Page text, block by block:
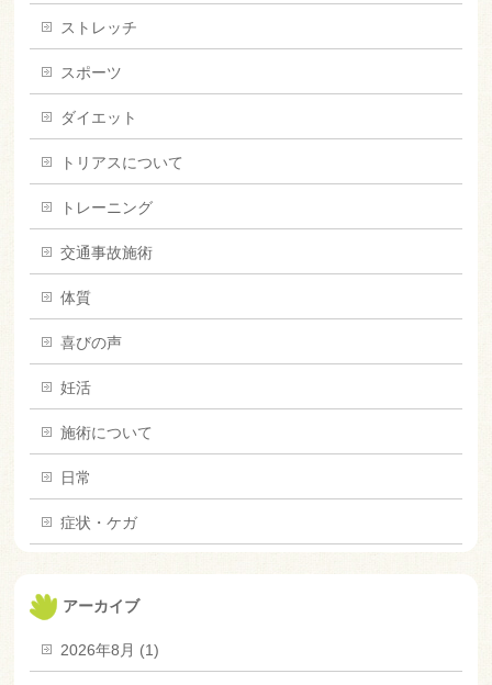
ストレッチ
スポーツ
ダイエット
トリアスについて
トレーニング
交通事故施術
体質
喜びの声
妊活
施術について
日常
症状・ケガ
アーカイブ
2026年8月 (1)